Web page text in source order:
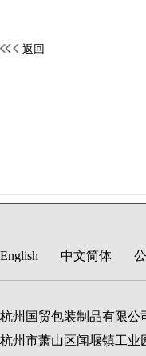
返回
English 中文简体
杭州国贸包装制品有限公
杭州市萧山区闻堰镇工业